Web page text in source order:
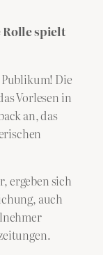
spielt
Die
Vorlesen in
an, das
ergeben sich
auch